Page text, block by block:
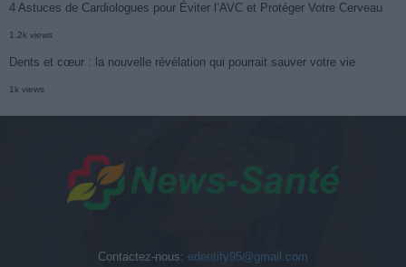
4 Astuces de Cardiologues pour Éviter l’AVC et Protéger Votre Cerveau
1.2k views
Dents et cœur : la nouvelle révélation qui pourrait sauver votre vie
1k views
Contactez-nous: edentify95@gmail.com